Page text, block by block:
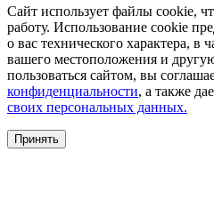
Сайт использует файлы cookie,
работу. Использование cookie
о вас технического характера, в
вашего местоположения и
пользоваться сайтом, вы
конфиденциальности, а также
своих персональных данных.
Принять